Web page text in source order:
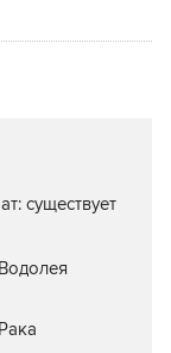
квесты?
существует